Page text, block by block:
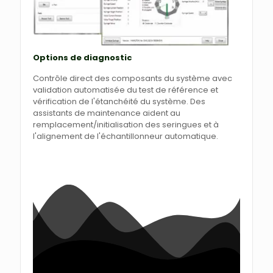
Options de diagnostic
Contrôle direct des composants du système avec
validation automatisée du test de référence et
vérification de l'étanchéité du système. Des
assistants de maintenance aident au
remplacement/initialisation des seringues et à
l'alignement de l'échantillonneur automatique.